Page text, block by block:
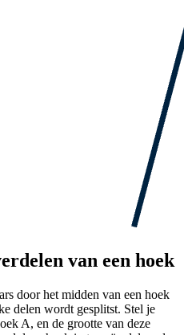
van een hoek
door het midden van een hoek
delen wordt gesplitst. Stel je
A, en de grootte van deze